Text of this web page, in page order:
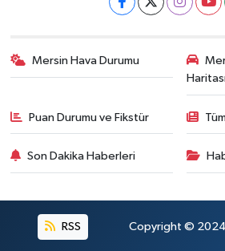
Mersin Hava Durumu
Puan Durumu ve Fikstür
Son Dakika Haberleri
RSS Copyright © 2024.